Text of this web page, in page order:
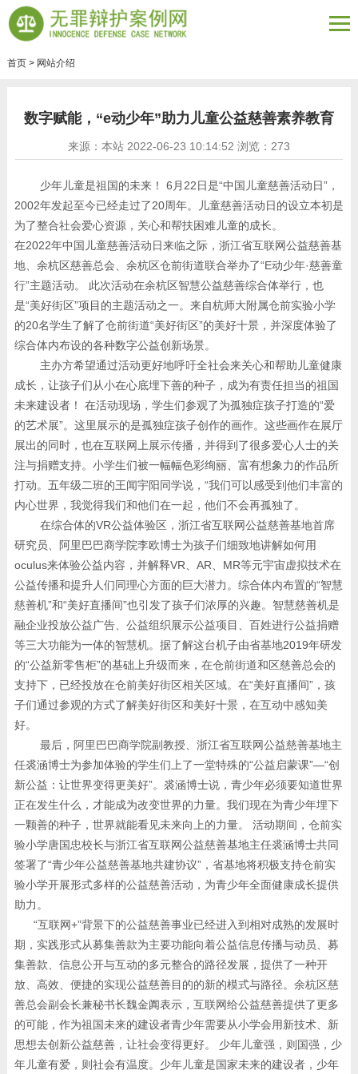
首页> 网站介绍
数字赋能，“e动少年”助力儿童公益慈善素养教育
来源：本站 2022-06-23 10:14:52 浏览： 273
少年儿童是祖国的未来！ 6月22日是“中国儿童慈善活动日”，
2002年发起至今已经走过了20周年。儿童慈善活动日的设立本初是
为了整合社会爱心资源，关心和帮扶困难儿童的成长。
在2022年中国儿童慈善活动日来临之际，浙江省互联网公益慈善基
地、余杭区慈善总会、余杭区仓前街道联合举办了“E动少年·慈善童
行”主题活动。 此次活动在余杭区智慧公益慈善综合体举行，也
是“美好街区”项目的主题活动之一。来自杭师大附属仓前实验小学
的20名学生了解了仓前街道“美好街区”的美好十景，并深度体验了
综合体内布设的各种数字公益创新场景。
主办方希望通过活动更好地呼吁全社会来关心和帮助儿童健康
成长，让孩子们从小在心底埋下善的种子，成为有责任担当的祖国
未来建设者！ 在活动现场，学生们参观了为孤独症孩子打造的“爱
的艺术展”。这里展示的是孤独症孩子创作的画作。这些画作在展厅
展出的同时，也在互联网上展示传播，并得到了很多爱心人士的关
注与捐赠支持。小学生们被一幅幅色彩绚丽、富有想象力的作品所
打动。五年级二班的王闻宇阳同学说，“我们可以感受到他们丰富的
内心世界，我觉得我们和他们在一起，他们不会再孤独了。
在综合体的VR公益体验区，浙江省互联网公益慈善基地首席
研究员、阿里巴巴商学院李欧博士为孩子们细致地讲解如何用
oculus来体验公益内容，并解释VR、AR、MR等元宇宙虚拟技术在
公益传播和提升人们同理心方面的巨大潜力。综合体内布置的“智慧
慈善机”和“美好直播间”也引发了孩子们浓厚的兴趣。智慧慈善机是
融企业投放公益广告、公益组织展示公益项目、百姓进行公益捐赠
等三大功能为一体的智慧机。据了解这台机子由省基地2019年研发
的“公益新零售柜”的基础上升级而来，在仓前街道和区慈善总会的
支持下，已经投放在仓前美好街区相关区域。在“美好直播间”，孩
子们通过参观的方式了解美好街区和美好十景，在互动中感知美
好。
最后，阿里巴巴商学院副教授、浙江省互联网公益慈善基地主
任裘涵博士为参加体验的学生们上了一堂特殊的“公益启蒙课”—“创
新公益：让世界变得更美好”。裘涵博士说，青少年必须要知道世界
正在发生什么，才能成为改变世界的力量。我们现在为青少年埋下
一颗善的种子，世界就能看见未来向上的力量。 活动期间，仓前实
验小学唐国忠校长与浙江省互联网公益慈善基地主任裘涵博士共同
签署了“青少年公益慈善基地共建协议”，省基地将积极支持仓前实
验小学开展形式多样的公益慈善活动，为青少年全面健康成长提供
助力。
“互联网+”背景下的公益慈善事业已经进入到相对成熟的发展时
期，实践形式从募集善款为主要功能向着公益信息传播与动员、募
集善款、信息公开与互动的多元整合的路径发展，提供了一种开
放、高效、便捷的实现公益慈善目的的新的模式与路径。余杭区慈
善总会副会长兼秘书长魏金阗表示，互联网给公益慈善提供了更多
的可能，作为祖国未来的建设者青少年需要从小学会用新技术、新
思想去创新公益慈善，让社会变得更好。 少年儿童强，则国强，少
年儿童有爱，则社会有温度。少年儿童是国家未来的建设者，少年